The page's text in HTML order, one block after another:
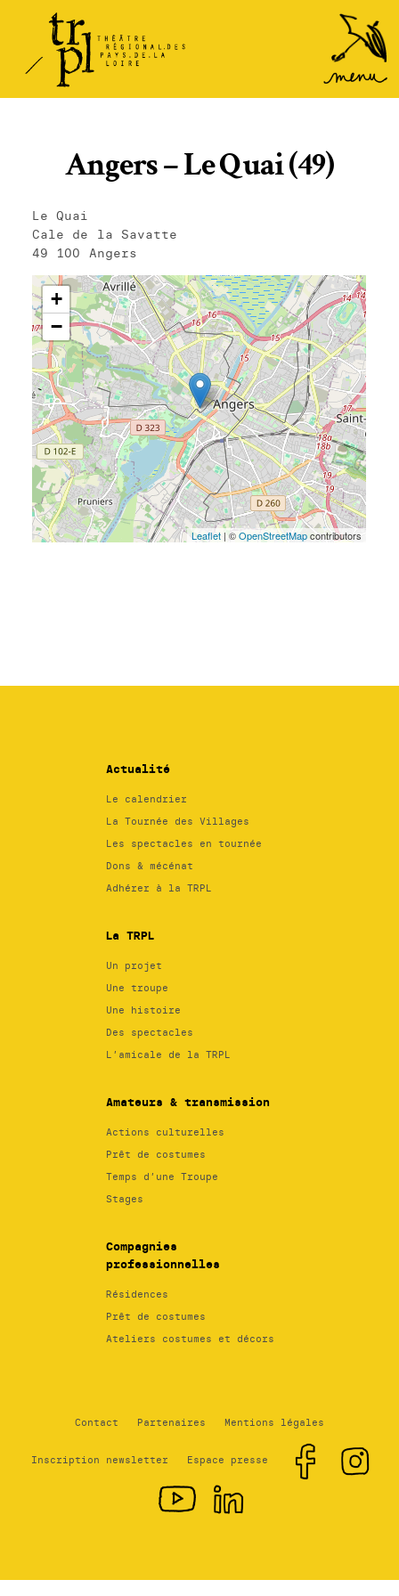
TRPL -
Théâtre
Régional
de la
Loire
Accéder
au
menu
Angers – Le Quai (49)
Le Quai
Cale de la Savatte
49 100 Angers
Actualité
Le calendrier
La Tournée des Villages
Les spectacles en tournée
Dons & mécénat
Adhérer à la TRPL
La TRPL
Un projet
Une troupe
Une histoire
Des spectacles
L’amicale de la TRPL
Amateurs & transmission
Actions culturelles
Prêt de costumes
Temps d’une Troupe
Stages
Compagnies
professionnelles
Résidences
Prêt de costumes
Ateliers costumes et décors
Contact Partenaires Mentions légales
Inscription newsletter Espace presse